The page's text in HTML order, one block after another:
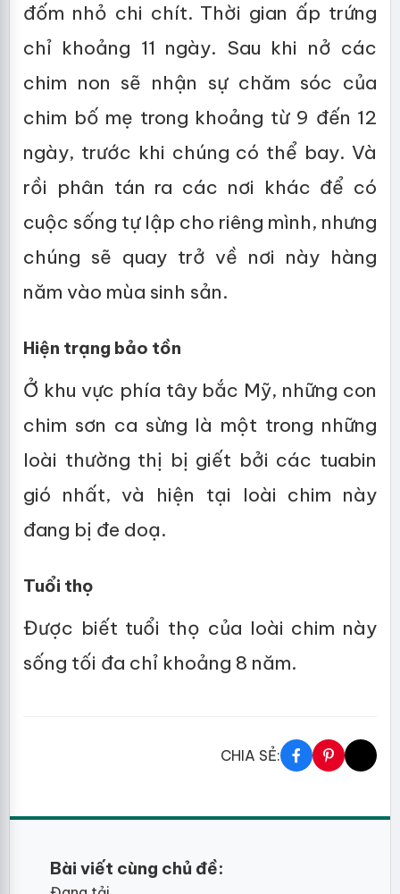
đốm nhỏ chi chít. Thời gian ấp trứng
chỉ khoảng 11 ngày. Sau khi nở các
chim non sẽ nhận sự chăm sóc của
chim bố mẹ trong khoảng từ 9 đến 12
ngày, trước khi chúng có thể bay. Và
rồi phân tán ra các nơi khác để có
cuộc sống tự lập cho riêng mình, nhưng
chúng sẽ quay trở về nơi này hàng
năm vào mùa sinh sản.
Hiện trạng bảo tồn
Ở khu vực phía tây bắc Mỹ, những con
chim sơn ca sừng là một trong những
loài thường thị bị giết bởi các tuabin
gió nhất, và hiện tại loài chim này
đang bị đe doạ.
Tuổi thọ
Được biết tuổi thọ của loài chim này
sống tối đa chỉ khoảng 8 năm.
CHIA SẺ:
Bài viết cùng chủ đề: